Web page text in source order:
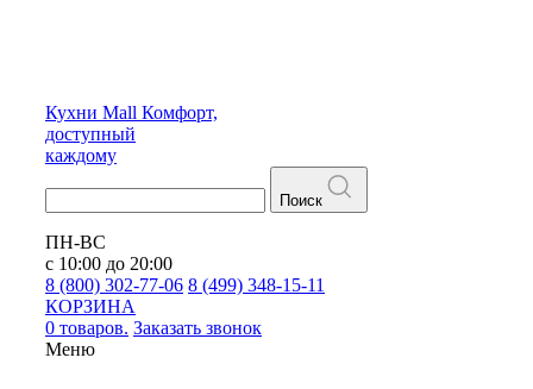
Кухни Mall Комфорт,
доступный
каждому
Поиск
ПН-ВС
с 10:00 до 20:00
8 (800) 302-77-06 8 (499) 348-15-11
КОРЗИНА
0 товаров. Заказать звонок
Меню